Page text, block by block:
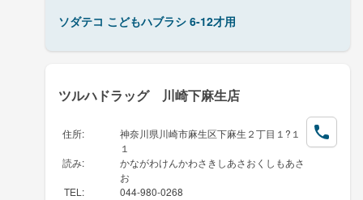
ソダテコ こどもハブラシ 6-12才用
ツルハドラッグ 川崎下麻生店
住所:
神奈川県川崎市麻生区下麻生２丁目１?１
１
読み:
かながわけんかわさきしあさおくしもあさ
お
TEL : 044-980-0268